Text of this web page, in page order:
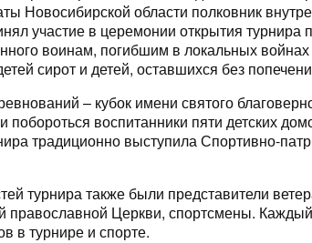
Новосибирской области полковник
участие в церемонии открытия турнира
воинам, погибшим в локальных
сирот и детей, оставшихся без
– кубок имени святого
побороться воспитанники пяти детских
традиционно выступила Спортивно-
турнира также были представители
православной Церкви, спортсмены.
в турнире и спорте.